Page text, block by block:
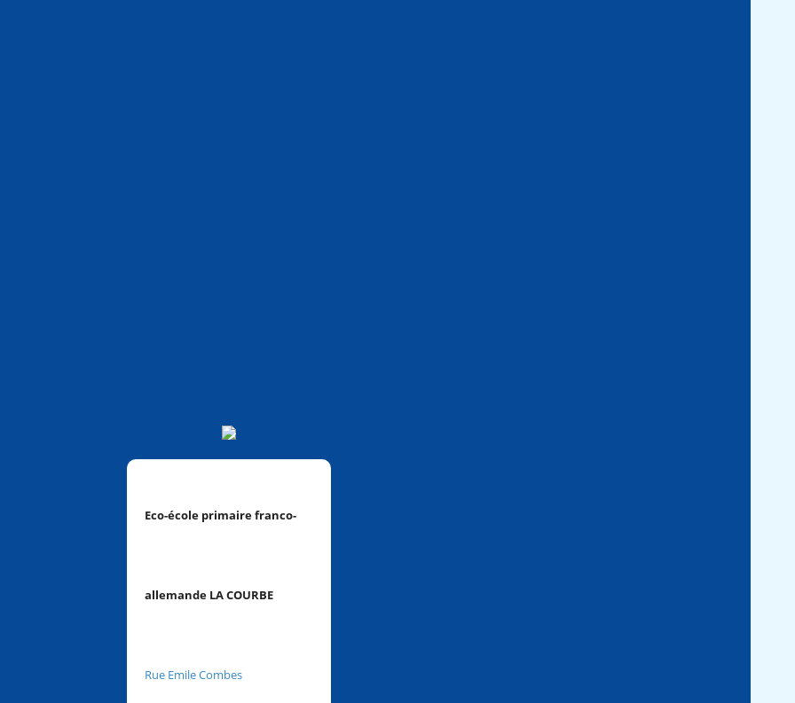
Eco-école primaire franco-
allemande LA COURBE
Rue Emile Combes